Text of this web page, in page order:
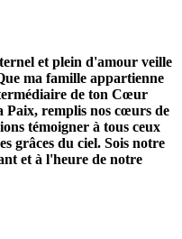
et plein d'amour veille
ma famille appartienne
de ton Cœur
Paix, remplis nos cœurs de
témoigner à tous ceux
grâces du ciel. Sois notre
et à l'heure de notre